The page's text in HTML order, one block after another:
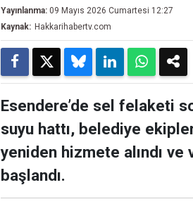
Yayınlanma: 09 Mayıs 2026 Cumartesi 12:27
Kaynak: Hakkarihabertv.com
Esendere’de sel felaketi
suyu hattı, belediye
yeniden hizmete alındı
başlandı.